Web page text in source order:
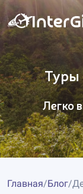
Туры
Легко
Главная/Блог/